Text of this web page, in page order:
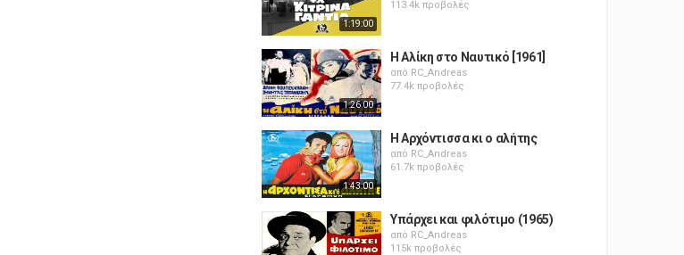
1:19:00
113.4k προβολές
1:26:00
Η Αλίκη στο Ναυτικό [1961]
από RC_Andreas
77.4k προβολές
1:43:00
Η Αρχόντισσα κι ο αλήτης
από RC_Andreas
61.7k προβολές
Υπάρχει και φιλότιμο (1965)
από RC_Andreas
115k προβολές